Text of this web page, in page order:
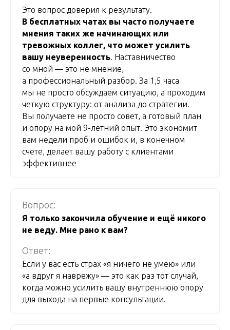
Это вопрос доверия к результату.
В бесплатных чатах вы часто получаете
мнения таких же начинающих или
тревожных коллег, что может усилить
вашу неуверенность. Наставничество
со мной — это не мнение,
а профессиональный разбор. За 1,5 часа
мы не просто обсуждаем ситуацию, а проходим
четкую структуру: от анализа до стратегии.
Вы получаете не просто совет, а готовый план
и опору на мой 9-летний опыт. Это экономит
вам недели проб и ошибок и, в конечном
счете, делает вашу работу с клиентами
эффективнее
Вопрос:
Я только закончила обучение и ещё никого
не веду. Мне рано к вам?
Ответ:
Если у вас есть страх «я ничего не умею» или
«а вдруг я наврежу» — это как раз тот случай,
когда можно усилить вашу внутреннюю опору
для выхода на первые консультации.